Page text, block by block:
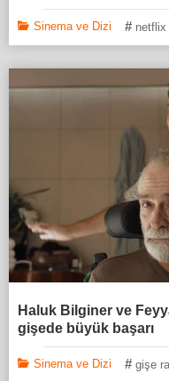
Sinema ve Dizi # netflix
Haluk Bilginer ve
gişede büyük başarı
Sinema ve Dizi # gişe